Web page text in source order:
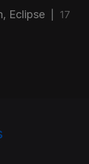
Eclipse
17